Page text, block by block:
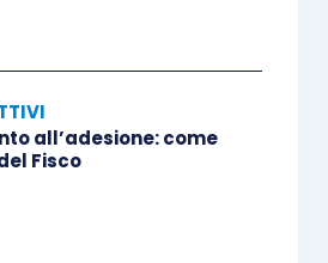
ufficio
a titolo definitivo
norma dell’
all’adesione: come
Fisco